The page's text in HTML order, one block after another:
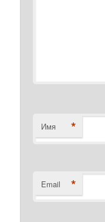
Имя *
Email *